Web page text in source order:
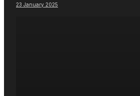
23 January 2025